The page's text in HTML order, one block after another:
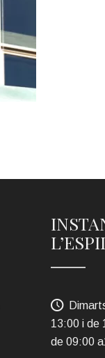
13:00 i de
de 09:00